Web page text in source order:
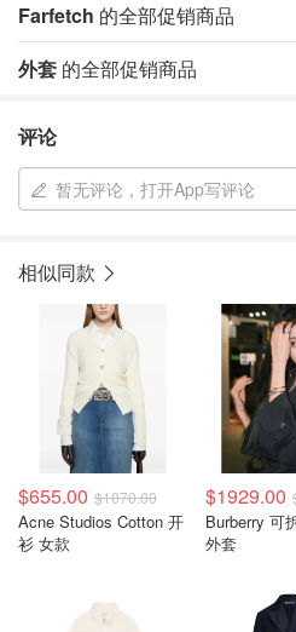
Farfetch 的全部促销商品
外套 的全部促销商品
评论
暂无评论，打开App写评论
相似同款
$655.00 $1070.00
Acne Studios Cotton 开
衫 女款
$1929.00
Burberry 可
外套